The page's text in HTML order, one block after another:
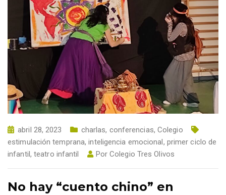
abril 28, 2023 charlas, conferencias, Colegio
estimulación temprana,inteligencia emocional , primer ciclo de
infantil ,teatro infantil PorColegio Tres Olivos
No hay “cuento chino” en